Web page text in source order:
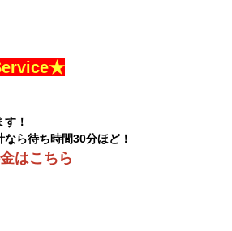
！
ら待ち時間30分ほど！
はこちら